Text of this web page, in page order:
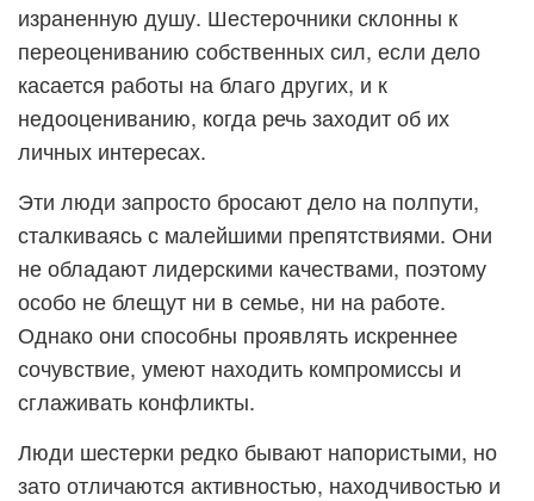
израненную душу. Шестерочники склонны к
переоцениванию собственных сил, если дело
касается работы на благо других, и к
недооцениванию, когда речь заходит об их
личных интересах.
Эти люди запросто бросают дело на полпути,
сталкиваясь с малейшими препятствиями. Они
не обладают лидерскими качествами, поэтому
особо не блещут ни в семье, ни на работе.
Однако они способны проявлять искреннее
сочувствие, умеют находить компромиссы и
сглаживать конфликты.
Люди шестерки редко бывают напористыми, но
зато отличаются активностью, находчивостью и